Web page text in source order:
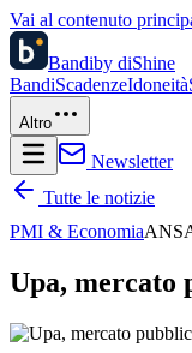
Vai al contenuto
Bandiby diShine
BandiScadenzeIdoneità
Altro
Newsletter
Tutte le notizie
PMI & Economia
Upa, mercato